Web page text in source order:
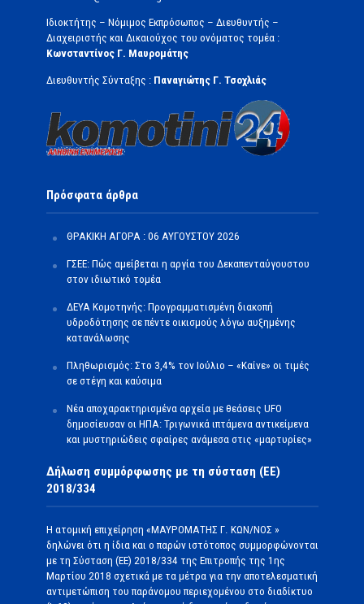
Ιδιοκτήτης – Νόμιμος Εκπρόσωπος – Διευθυντής –
Διαχειριστής και Δικαιούχος του ονόματος τομέα :
Κωνσταντίνος Γ. Μαυρομάτης
Διευθυντής Σύνταξης : Παναγιώτης Γ. Τσοχλιάς
Πρόσφατα άρθρα
ΘΡΑΚΙΚΗ ΑΓΟΡΑ : 06 ΑΥΓΟΥΣΤΟΥ 2026
ΓΣΕΕ: Πώς αμείβεται η αργία του Δεκαπενταύγουστου
στον ιδιωτικό τομέα
ΔΕΥΑ Κομοτηνής: Προγραμματισμένη διακοπή
υδροδότησης σε πέντε οικισμούς λόγω αυξημένης
κατανάλωσης
Πληθωρισμός: Στο 3,4% τον Ιούλιο – «Καίνε» οι τιμές
σε στέγη και καύσιμα
Νέα αποχαρακτηρισμένα αρχεία με θεάσεις UFO
δημοσίευσαν οι ΗΠΑ: Τριγωνικά ιπτάμενα αντικείμενα
και μυστηριώδεις σφαίρες ανάμεσα στις «μαρτυρίες»
Δήλωση συμμόρφωσης με τη σύσταση (ΕΕ)
2018/334
Η ατομική επιχείρηση «ΜΑΥΡΟΜΑΤΗΣ Γ. ΚΩΝ/ΝΟΣ »
δηλώνει ότι η ίδια και ο παρών ιστότοπος συμμορφώνονται
με τη Σύσταση (ΕΕ) 2018/334 της Επιτροπής της 1ης
Μαρτίου 2018 σχετικά με τα μέτρα για την αποτελεσματική
αντιμετώπιση του παράνομου περιεχομένου στο διαδίκτυο